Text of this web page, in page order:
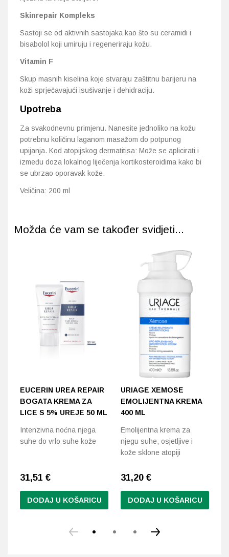
Skinrepair Kompleks
Sastoji se od aktivnih sastojaka kao što su ceramidi i
bisabolol koji umiruju i regeneriraju kožu.
Vitamin F
Skup masnih kiselina koje stvaraju zaštitnu barijeru na
koži sprječavajući isušivanje i dehidraciju.
Upotreba
Za svakodnevnu primjenu. Nanesite jednoliko na kožu
potrebnu količinu laganom masažom do potpunog
upijanja. Kod atopijskog dermatitisa: Može se aplicirati i
između doza lokalnog liječenja kortikosteroidima kako bi
se ubrzao oporavak kože.
Veličina: 200 ml
Možda će vam se također svidjeti...
EUCERIN UREA REPAIR
BOGATA KREMA ZA
LICE S 5% UREJE 50 ML
Intenzivna noćna njega
suhe do vrlo suhe kože
31,51 €
DODAJ U KOŠARICU
URIAGE XEMOSE
EMOLIJENTNA KREMA
400 ML
Emolijentna krema za
njegu suhe, osjetljive i
kože sklone atopiji
31,20 €
DODAJ U KOŠARICU